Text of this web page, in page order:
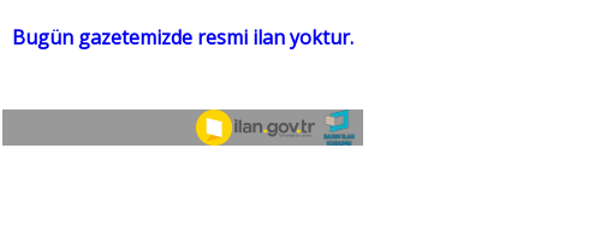
Sezgin MADRAN